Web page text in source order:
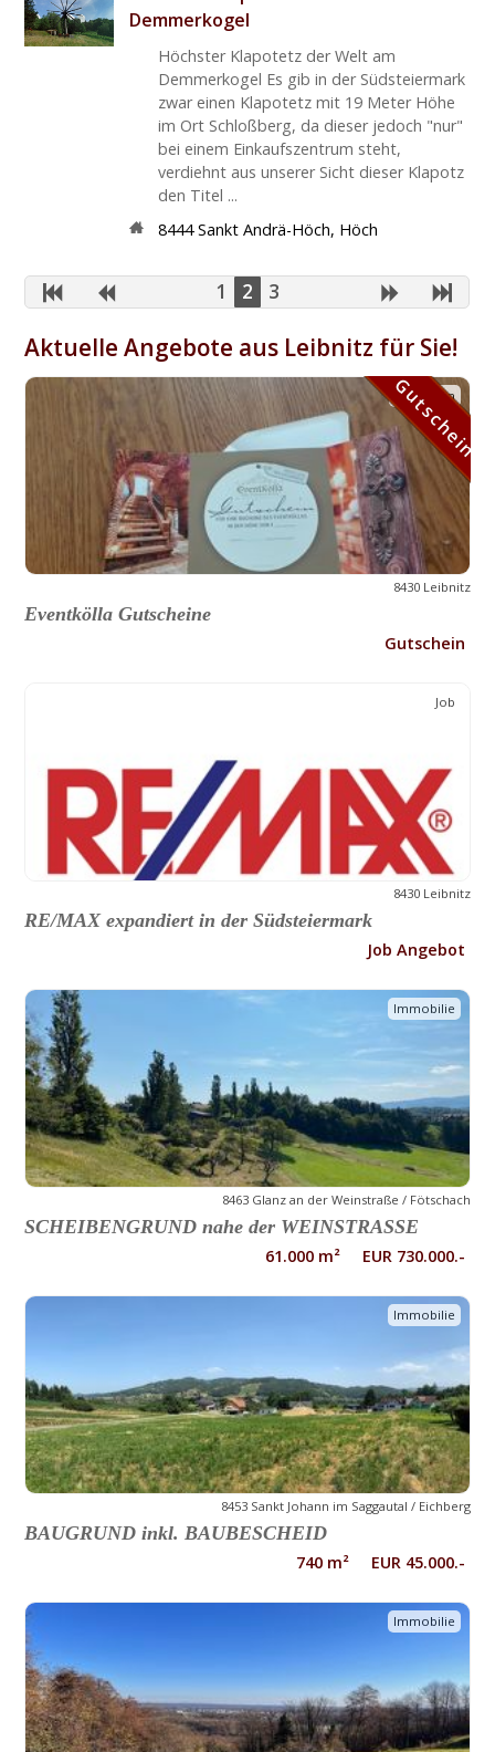
Demmerkogel
Höchster Klapotetz der Welt am
Demmerkogel Es gib in der Südsteiermark
zwar einen Klapotetz mit 19 Meter Höhe
im Ort Schloßberg, da dieser jedoch "nur"
bei einem Einkaufszentrum steht,
verdiehnt aus unserer Sicht dieser Klapotz
den Titel ...
8444 Sankt Andrä-Höch, Höch
1 2 3
Aktuelle Angebote aus Leibnitz für Sie!
Gutschein
8430 Leibnitz
Eventkölla Gutscheine
Gutschein
Gutschein
Job
8430 Leibnitz
RE/MAX expandiert in der Südsteiermark
Job Angebot
Immobilie
8463 Glanz an der Weinstraße / Fötschach
SCHEIBENGRUND nahe der WEINSTRASSE
61.000 m² EUR 730.000.-
Immobilie
8453 Sankt Johann im Saggautal / Eichberg
BAUGRUND inkl. BAUBESCHEID
740 m² EUR 45.000.-
Immobilie